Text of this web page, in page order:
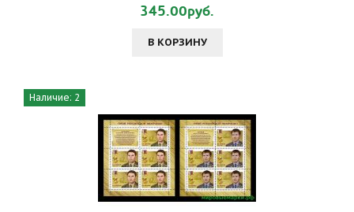
345.00руб.
В КОРЗИНУ
Наличие: 2